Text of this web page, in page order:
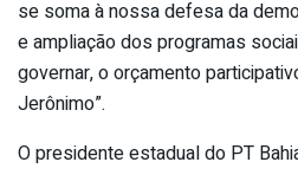
se soma à nossa defesa da
e ampliação dos programas
governar, o orçamento
Jerônimo”.
O presidente estadual do PT